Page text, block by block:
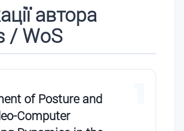
автора
/ WoS
of Posture and
Computer